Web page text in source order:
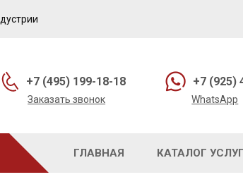
+7 (495) 199-18-18
Заказать звонок
+7 (925)
WhatsApp
ГЛАВНАЯ КАТАЛОГ УСЛУГ